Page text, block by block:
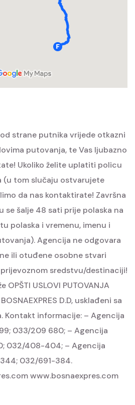
strane putnika vrijede otkazni
putovanja, te Vas ljubazno
Ukoliko želite uplatiti policu
(u tom slučaju ostvarujete
da nas kontaktirate! Završna
se šalje 48 sati prije polaska na
polaska i vremenu, imenu i
Agencija ne odgovara
ili otuđene osobne stvari
sredstvu/destinaciji!
USLOVI PUTOVANJA
D.D, usklađeni sa
Kontakt informacije: – Agencija
033/209 680; – Agencija
032/408-404; – Agencija
032/691-384.
www.bosnaexpres.com